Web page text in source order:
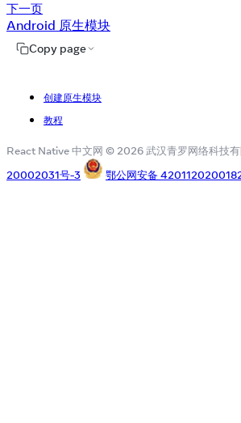
下一页
Android 原生模块
Copy page
创建原生模块
教程
React Native 中文网 © 2026 武汉青罗网络科技有
20002031号-3
鄂公网安备